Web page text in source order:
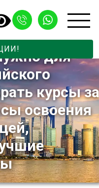
школы
за
для
курсы за
освоения